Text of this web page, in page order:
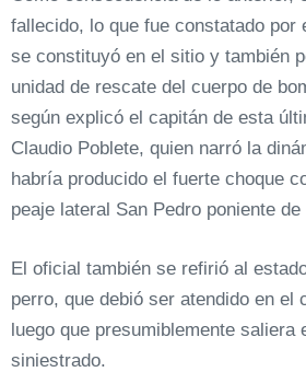
fallecido, lo que fue constatado por
se constituyó en el sitio y también
unidad de rescate del cuerpo de
según explicó el capitán de esta
Claudio Poblete, quien narró la
habría producido el fuerte choque
peaje lateral San Pedro poniente de
El oficial también se refirió al
perro, que debió ser atendido en el
luego que presumiblemente saliera
siniestrado.